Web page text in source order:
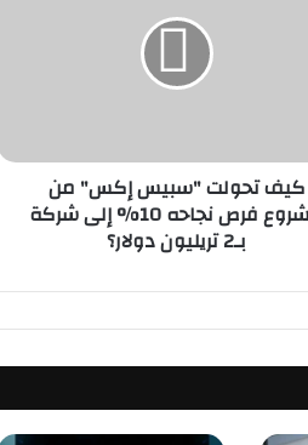
كيف تحولت "سبيس إكس" من
مشروع فرص نجاحه 10% إلى شركة
بـ2 تريليون دولار؟